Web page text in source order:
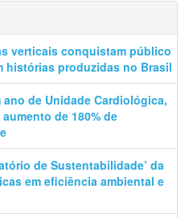
verticais conquistam público
histórias produzidas no Brasil
ano de Unidade Cardiológica,
de 180% de
de Sustentabilidade’ da
em eficiência ambiental e